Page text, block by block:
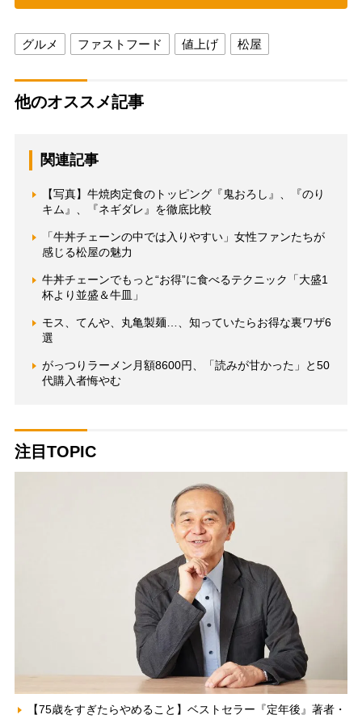
グルメ ファストフード 値上げ 松屋
他のオススメ記事
関連記事
【写真】牛焼肉定食のトッピング『鬼おろし』、『のり
キム』、『ネギダレ』を徹底比較
「牛丼チェーンの中では入りやすい」女性ファンたちが
感じる松屋の魅力
牛丼チェーンでもっと“お得”に食べるテクニック「大盛1
杯より並盛＆牛皿」
モス、てんや、丸亀製麺…、知っていたらお得な裏ワザ6
選
がっつりラーメン月額8600円、「読みが甘かった」と50
代購入者悔やむ
注目TOPIC
【75歳をすぎたらやめること】ベストセラー『定年後』著者・